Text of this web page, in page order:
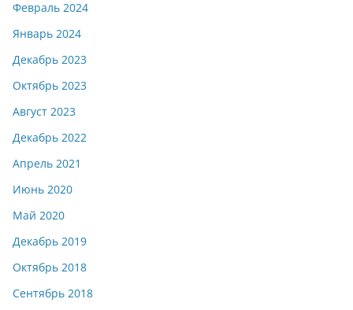
Февраль 2024
Январь 2024
Декабрь 2023
Октябрь 2023
Август 2023
Декабрь 2022
Апрель 2021
Июнь 2020
Май 2020
Декабрь 2019
Октябрь 2018
Сентябрь 2018